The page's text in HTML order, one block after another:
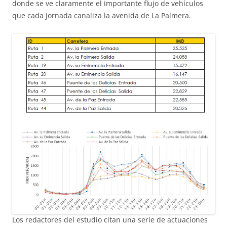
donde se ve claramente el importante flujo de vehículos
que cada jornada canaliza la avenida de La Palmera.
Los redactores del estudio citan una serie de actuaciones